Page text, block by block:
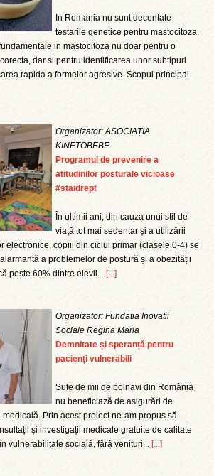
In Romania nu sunt decontate
testarile genetice pentru mastocitoza.
in mastocitoza nu doar pentru o
dar si pentru identificarea unor subtipuri
rapida a formelor agresive. Scopul principal
Organizator: ASOCIAȚIA
KINETOBEBE
Programul de prevenire a
atitudinilor posturale vicioase
#staidrept
În ultimii ani, din cauza unui stil de
viață tot mai sedentar și a utilizării
electronice, copiii din ciclul primar (clasele 0-4) se
a problemelor de postură și a obezității
peste 60% dintre elevii... [...]
Organizator: Fundatia Inovatii
Sociale Regina Maria
Demnitate și speranță pentru
pacienți vulnerabili
Sute de mii de bolnavi din România
nu beneficiază de asigurări de
Prin acest proiect ne-am propus să
și investigații medicale gratuite de calitate
vulnerabilitate socială, fără venituri... [...]